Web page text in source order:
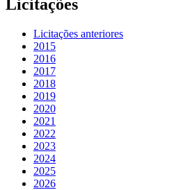
Licitações
Licitações anteriores
2015
2016
2017
2018
2019
2020
2021
2022
2023
2024
2025
2026